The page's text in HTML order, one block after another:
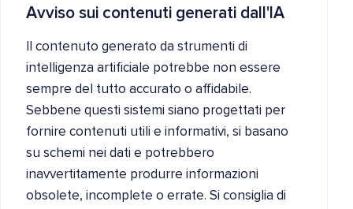
Avviso sui contenuti generati dall'IA
Il contenuto generato da strumenti di
intelligenza artificiale potrebbe non essere
sempre del tutto accurato o affidabile.
Sebbene questi sistemi siano progettati per
fornire contenuti utili e informativi, si basano
su schemi nei dati e potrebbero
inavvertitamente produrre informazioni
obsolete, incomplete o errate. Si consiglia di